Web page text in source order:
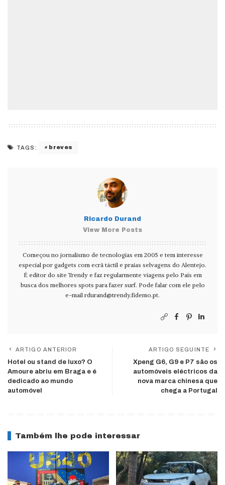
TAGS: breves
Ricardo Durand
View More Posts
Começou no jornalismo de tecnologias em 2005 e tem interesse
especial por gadgets com ecrã táctil e praias selvagens do Alentejo.
É editor do site Trendy e faz regularmente viagens pelo País em
busca dos melhores spots para fazer surf. Pode falar com ele pelo
e-mail rdurand@trendy.fidemo.pt.
ARTIGO ANTERIOR
Hotel ou stand de luxo? O
Amoure abriu em Braga e é
dedicado ao mundo
automóvel
ARTIGO SEGUINTE
Xpeng G6, G9 e P7 são os
automóveis eléctricos da
nova marca chinesa que
chega a Portugal
Também lhe pode interessar